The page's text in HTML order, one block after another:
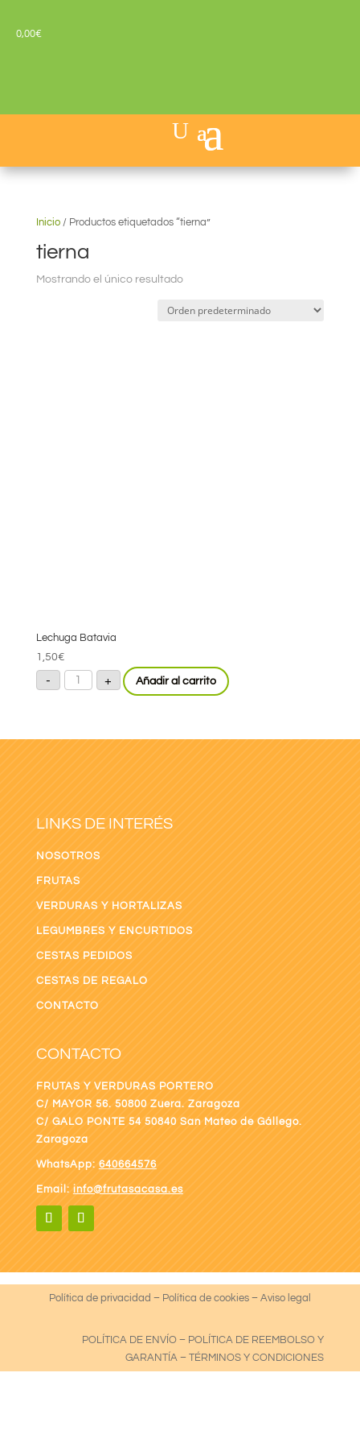
0,00€
Inicio/ Productos etiquetados “tierna”
tierna
Mostrando el único resultado
Lechuga Batavia
1,50€
-
Lechuga
Batavia
+ Añadir al carrito
LINKS DE INTERÉS
NOSOTROS
FRUTAS
VERDURAS Y HORTALIZAS
LEGUMBRES Y ENCURTIDOS
CESTAS PEDIDOS
CESTAS DE REGALO
CONTACTO
CONTACTO
FRUTAS Y VERDURAS PORTERO
C/ MAYOR 56. 50800 Zuera. Zaragoza
C/ GALO PONTE 54 50840 San Mateo de Gállego.
Zaragoza
WhatsApp: 640664576
Email: info@frutasacasa.es
Política de privacidad – Política de cookies– Aviso legal
POLÍTICA DE ENVÍO – POLÍTICA DE REEMBOLSO Y
GARANTÍA –TÉRMINOS Y CONDICIONES